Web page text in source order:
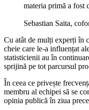
materia primă a fost
Sebastian Saita,
Cu atât de mulți experți în
cheie care le-a influențat
statisticienii au în
sprijină pe tot parcursul
În ceea ce privește
membru al echipei să se
opinia publică în ziua